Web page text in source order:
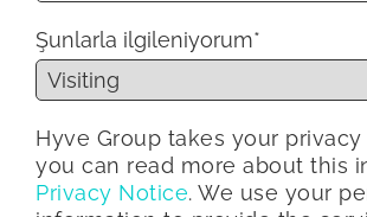
Şunlarla ilgileniyorum*
Hyve Group takes your
you can read more about this
Privacy Notice. We use your